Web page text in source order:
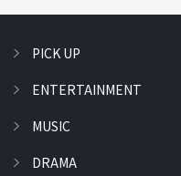
PICK UP
ENTERTAINMENT
MUSIC
DRAMA